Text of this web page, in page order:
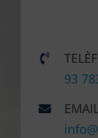
93
EMAIL